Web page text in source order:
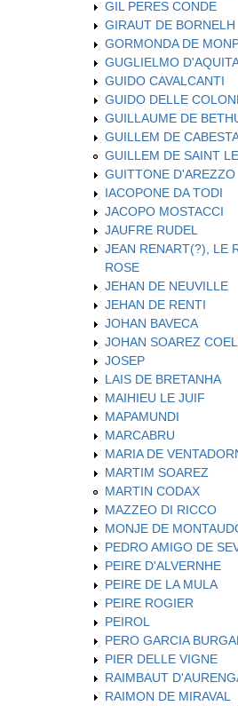
GIL PERES CONDE
GIRAUT DE BORNELH
GORMONDA DE
GUGLIELMO
GUIDO CAVALCANTI
GUIDO DELLE
GUILLAUME DE
GUILLEM DE
GUILLEM DE SAINT
GUITTONE D'AREZZO
IACOPONE DA TODI
JACOPO MOSTACCI
JAUFRE RUDEL
JEAN RENART(?), LE
ROSE
JEHAN DE NEUVILLE
JEHAN DE RENTI
JOHAN BAVECA
JOHAN SOAREZ
JOSEP
LAIS DE BRETANHA
MAIHIEU LE JUIF
MAPAMUNDI
MARCABRU
MARIA DE
MARTIM SOAREZ
MARTIN CODAX
MAZZEO DI RICCO
MONJE DE
PEDRO AMIGO DE
PEIRE D'ALVERNHE
PEIRE DE LA MULA
PEIRE ROGIER
PEIROL
PERO GARCIA
PIER DELLE VIGNE
RAIMBAUT
RAIMON DE MIRAVAL